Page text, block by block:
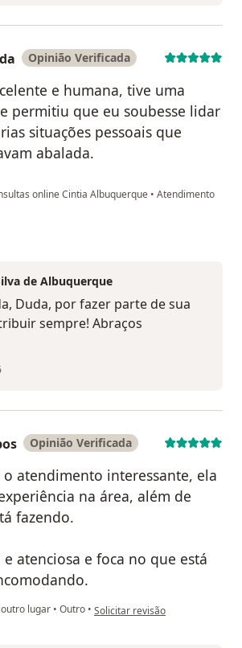
Opinião Verificada
e humana, tive uma
permitiu que eu soubesse lidar
situações pessoais que
abalada.
online Cintia Albuquerque • Atendimento
Maria Eduarda
de Albuquerque
Duda, por fazer parte de sua
sempre! Abraços
Opinião Verificada
o atendimento interessante, ela
na área, além de
fazendo.
e atenciosa e foca no que está
outro lugar • Outro • na opinião do utilizador Fellipe
Solicitar revisão